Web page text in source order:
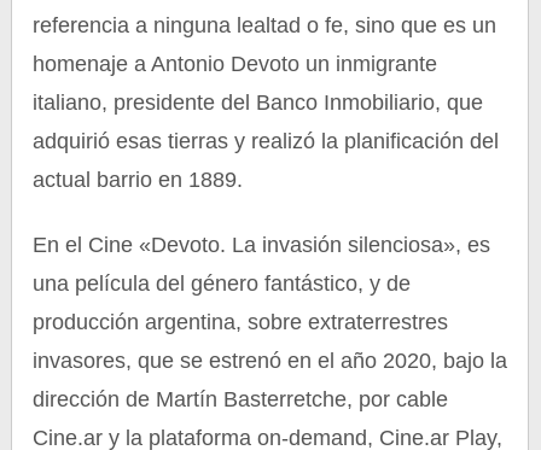
referencia a ninguna lealtad o fe, sino que es un
homenaje a Antonio Devoto un inmigrante
italiano, presidente del Banco Inmobiliario, que
adquirió esas tierras y realizó la planificación del
actual barrio en 1889.
En el Cine «Devoto. La invasión silenciosa», es
una película del género fantástico, y de
producción argentina, sobre extraterrestres
invasores, que se estrenó en el año 2020, bajo la
dirección de Martín Basterretche, por cable
Cine.ar y la plataforma on-demand, Cine.ar Play,